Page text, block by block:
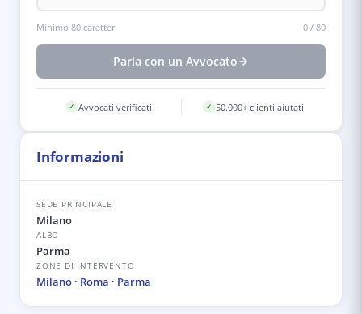
Minimo 80 caratteri 0 / 80
Parla con un Avvocato
✓ Avvocati verificati ✓ 50.000+ clienti aiutati
Informazioni
SEDE PRINCIPALE
Milano
ALBO
Parma
ZONE DI INTERVENTO
Milano · Roma · Parma